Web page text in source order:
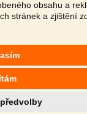
obsahu a
stránek a zjištění